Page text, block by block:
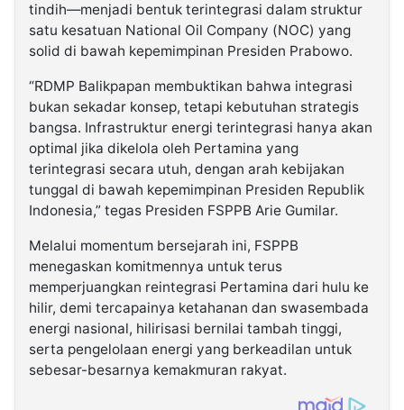
tindih—menjadi bentuk terintegrasi dalam struktur
satu kesatuan National Oil Company (NOC) yang
solid di bawah kepemimpinan Presiden Prabowo.
“RDMP Balikpapan membuktikan bahwa integrasi
bukan sekadar konsep, tetapi kebutuhan strategis
bangsa. Infrastruktur energi terintegrasi hanya akan
optimal jika dikelola oleh Pertamina yang
terintegrasi secara utuh, dengan arah kebijakan
tunggal di bawah kepemimpinan Presiden Republik
Indonesia,” tegas Presiden FSPPB Arie Gumilar.
Melalui momentum bersejarah ini, FSPPB
menegaskan komitmennya untuk terus
memperjuangkan reintegrasi Pertamina dari hulu ke
hilir, demi tercapainya ketahanan dan swasembada
energi nasional, hilirisasi bernilai tambah tinggi,
serta pengelolaan energi yang berkeadilan untuk
sebesar-besarnya kemakmuran rakyat.